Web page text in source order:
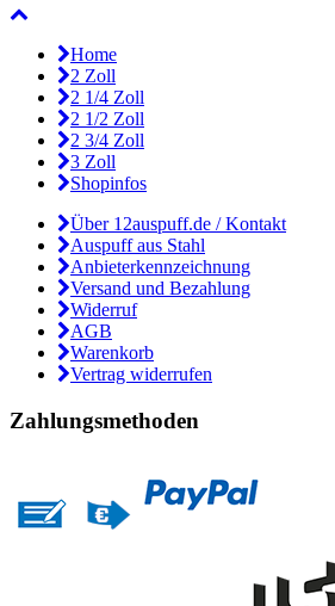
Home
2 Zoll
2 1/4 Zoll
2 1/2 Zoll
2 3/4 Zoll
3 Zoll
Shopinfos
Über 12auspuff.de / Kontakt
Auspuff aus Stahl
Anbieterkennzeichnung
Versand und Bezahlung
Widerruf
AGB
Warenkorb
Vertrag widerrufen
Zahlungsmethoden